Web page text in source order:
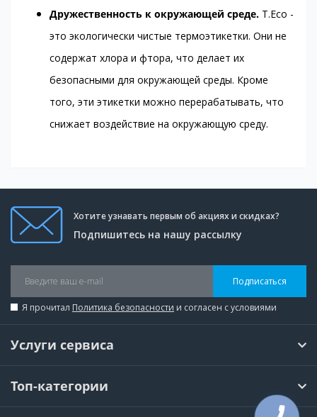
Дружественность к окружающей среде. T.Eco -
это экологически чистые термоэтикетки. Они не
содержат хлора и фтора, что делает их
безопасными для окружающей среды. Кроме
того, эти этикетки можно перерабатывать, что
снижает воздействие на окружающую среду.
Хотите узнавать первым об акциях и скидках?
Подпишитесь на нашу рассылку
Подписаться
Я прочитал Политика безопасности и согласен с условиями
Услуги сервиса
Топ-категории